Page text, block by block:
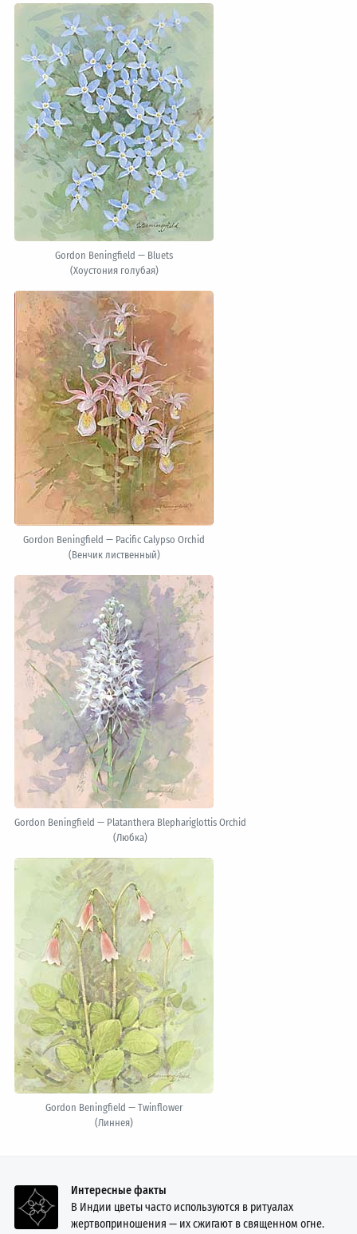
Gordon Beningfield — Bluets
(Хоустония голубая)
Gordon Beningfield — Pacific Calypso Orchid
(Венчик лиственный)
Gordon Beningfield — Platanthera Blephariglottis Orchid
(Любка)
Gordon Beningfield — Twinflower
(Линнея)
Интересные факты
В Индии цветы часто используются в ритуалах
жертвоприношения — их сжигают в священном огне.